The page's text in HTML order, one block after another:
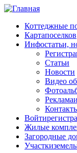
Перейти к
Коттеджные
Картапоселков
Инфостатьи,
Статьи
Новости
Видео
Реклама
Войти
Жилые
Загородные
Участки